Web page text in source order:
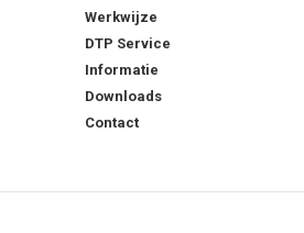
Werkwijze
DTP Service
Informatie
Downloads
Contact